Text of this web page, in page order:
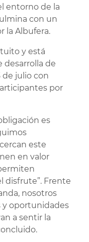
entorno de la
con un
la Albufera.
y está
desarrolla de
de julio con
por
es
este
en valor
disfrute”. Frente
nosotros
y oportunidades
a sentir la